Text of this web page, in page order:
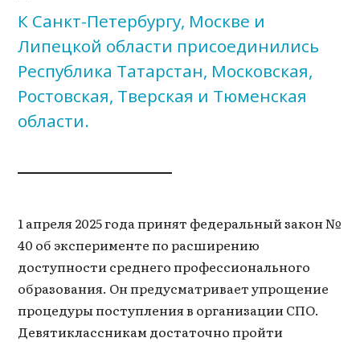
К Санкт-Петербургу, Москве и
Липецкой области присоединились
Республика Татарстан, Московская,
Ростовская, Тверская и Тюменская
области.
1 апреля 2025 года принят федеральный закон №
40 об эксперименте по расширению
доступности среднего профессионального
образования. Он предусматривает упрощение
процедуры поступления в организации СПО.
Девятиклассникам достаточно пройти